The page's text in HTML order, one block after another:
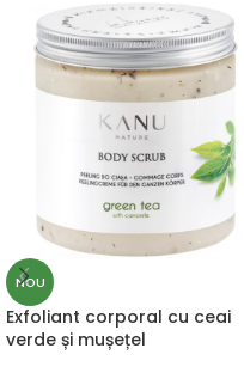
NOU
Exfoliant corporal cu ceai
verde și mușețel